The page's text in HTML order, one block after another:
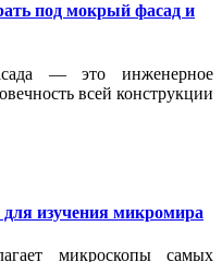
под мокрый фасад и
— это инженерное
всей конструкции
изучения микромира
микроскопы самых